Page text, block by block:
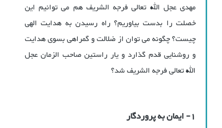
مهدی عجل الله تعالی فرجه الشریف هم می توانیم این
خصلت را بدست بیاوریم؟ راه رسیدن به هدایت الهی
چیست؟ چگونه می توان از ضلالت و گمراهی بسوی هدایت
و روشنایی قدم گذارد و یار راستین صاحب الزمان عجل
الله تعالی فرجه الشریف شد؟
1- ایمان به پروردگار